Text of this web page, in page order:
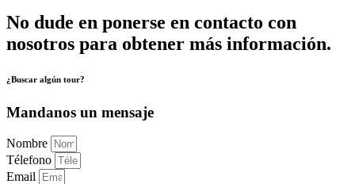
No dude en ponerse en contacto con
nosotros para obtener más información.
¿Buscar algún tour?
Mandanos un mensaje
Nombre
Télefono
Email